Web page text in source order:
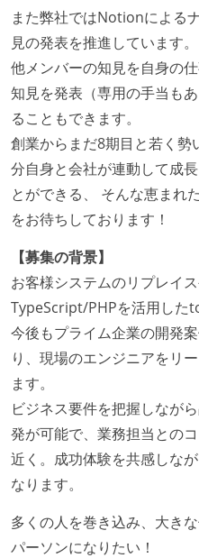
タスクの見積もりは、
となって行う
コード品質向上のた
本番にデプロイされる
ーまたはペアプログラ
「リファクタリングは
観をメンバー全員が共
いる
うにしている
提出されたコードには
が実行される環境が構
テストの実施度
ほとんどのプロダクト
施している
ほとんどの機能に受け
る
機能の実装と同時にテ
想定される複数環境で
る
また弊社ではNotionによる
見の発表を推進しています。
他メンバーの知見を自身の
知見を発表（専用の手当も
ることもできます。
創業からまだ8期目と若く勢
分自身と会社が連動して成
とができる、 そんな恵まれ
をお待ちしております！
【募集の背景】
お客様システムのリプレイ
TypeScript/PHPを活用した
今後もプライム企業の開発
り、現場のエンジニアをリ
ます。
ビジネス要件を把握しなが
発が可能で、業務担当との
近く。成功体験を共感しな
なります。
多くの人を巻き込み、大き
パーソンになりたい！